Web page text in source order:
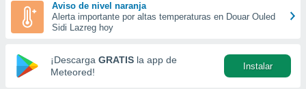
y
forma
digital
basada
Aviso de nivel naranja
Alerta importante por altas temperaturas en Douar Ouled
Sidi Lazreg hoy
¡Descarga GRATIS la app de
Meteored!
Instalar